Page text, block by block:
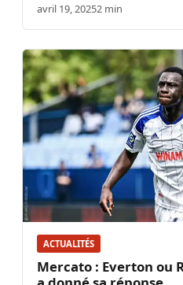
avril 19, 20252 min
ACTUALITÉS
Mercato : Everton ou